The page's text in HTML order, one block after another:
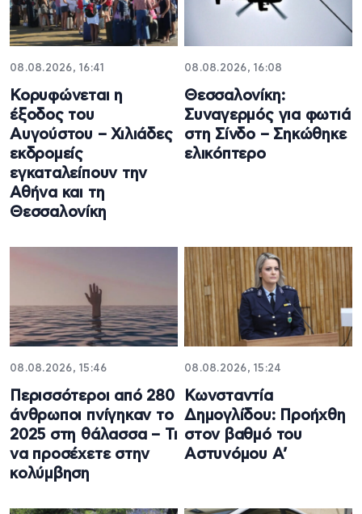
08.08.2026, 16:41
Κορυφώνεται η
έξοδος του
Αυγούστου – Χιλιάδες
εκδρομείς
εγκαταλείπουν την
Αθήνα και τη
Θεσσαλονίκη
08.08.2026, 16:08
Θεσσαλονίκη:
Συναγερμός για φωτιά
στη Σίνδο – Σηκώθηκε
ελικόπτερο
08.08.2026, 15:46
Περισσότεροι από 280
άνθρωποι πνίγηκαν το
2025 στη θάλασσα – Τι
να προσέχετε στην
κολύμβηση
08.08.2026, 15:24
Κωνσταντία
Δημογλίδου: Προήχθη
στον βαθμό του
Αστυνόμου Α’